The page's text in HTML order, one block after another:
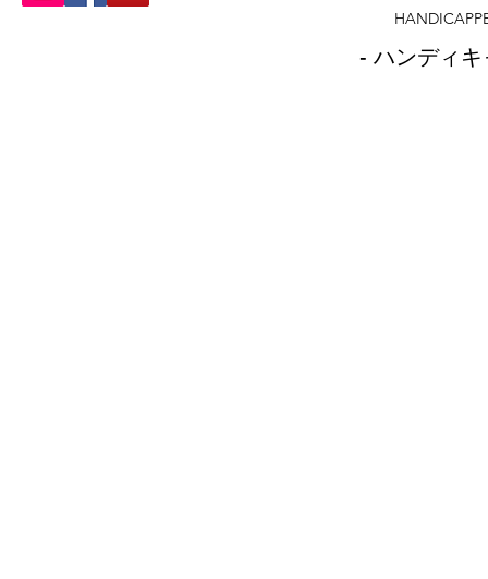
- ハンディ